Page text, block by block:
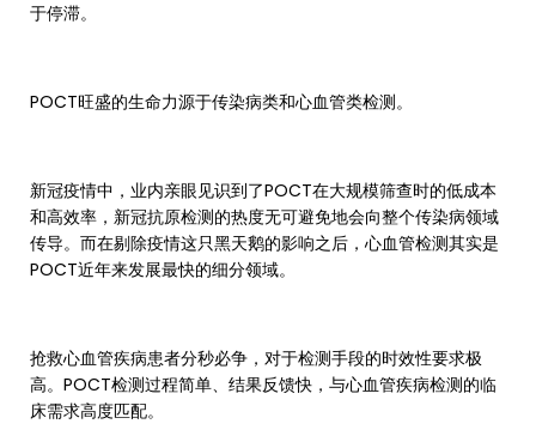
于停滞。
POCT旺盛的生命力源于传染病类和心血管类检测。
新冠疫情中，业内亲眼见识到了POCT在大规模筛查时的低成本
和高效率，新冠抗原检测的热度无可避免地会向整个传染病领域
传导。而在剔除疫情这只黑天鹅的影响之后，心血管检测其实是
POCT近年来发展最快的细分领域。
抢救心血管疾病患者分秒必争，对于检测手段的时效性要求极
高。POCT检测过程简单、结果反馈快，与心血管疾病检测的临
床需求高度匹配。